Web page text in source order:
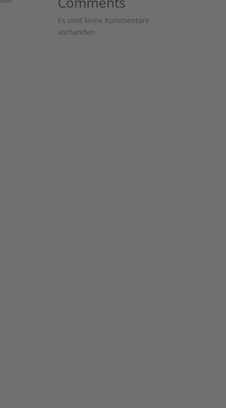
Es sind keine Kommentare
vorhanden.